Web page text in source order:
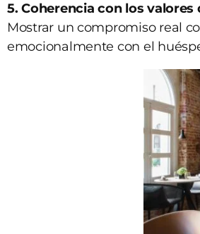
5. Coherencia con los valores
Mostrar un compromiso real
emocionalmente con el